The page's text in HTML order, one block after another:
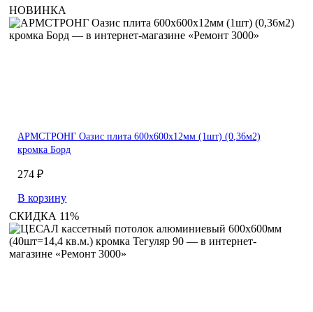
НОВИНКА
АРМСТРОНГ Оазис плита 600х600х12мм (1шт) (0,36м2)
кромка Борд
274 ₽
В корзину
СКИДКА 11%